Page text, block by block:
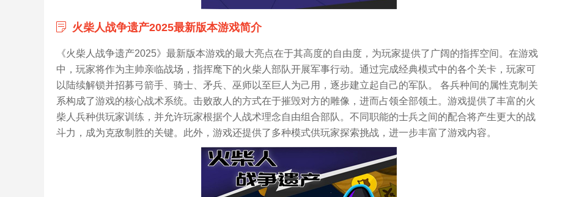
火柴人战争遗产2025最新版本游戏简介
《火柴人战争遗产2025》最新版本游戏的最大亮点在于其高度的自由度，为玩家提供了广阔的指挥空间。在游戏
中，玩家将作为主帅亲临战场，指挥麾下的火柴人部队开展军事行动。通过完成经典模式中的各个关卡，玩家可
以陆续解锁并招募弓箭手、骑士、矛兵、巫师以至巨人为己用，逐步建立起自己的军队。 各兵种间的属性克制关
系构成了游戏的核心战术系统。击败敌人的方式在于摧毁对方的雕像，进而占领全部领土。游戏提供了丰富的火
柴人兵种供玩家训练，并允许玩家根据个人战术理念自由组合部队。不同职能的士兵之间的配合将产生更大的战
斗力，成为克敌制胜的关键。此外，游戏还提供了多种模式供玩家探索挑战，进一步丰富了游戏内容。